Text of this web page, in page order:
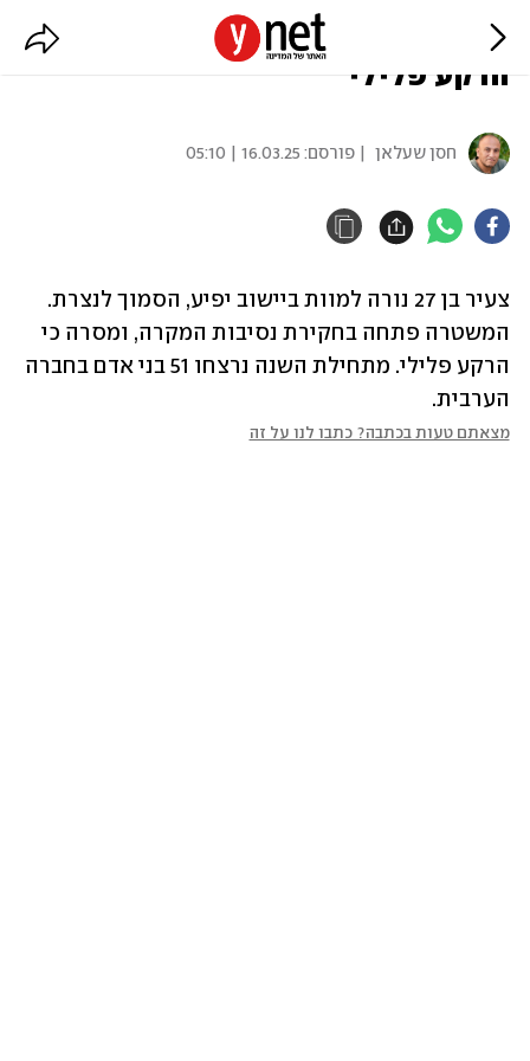
צעיר נורה למוות סמוך לנצרת,
הרקע פלילי
חסן שעלאן | פורסם: 16.03.25 | 05:10
הערבית.
מצאתם טעות בכתבה? כתבו לנו על זה